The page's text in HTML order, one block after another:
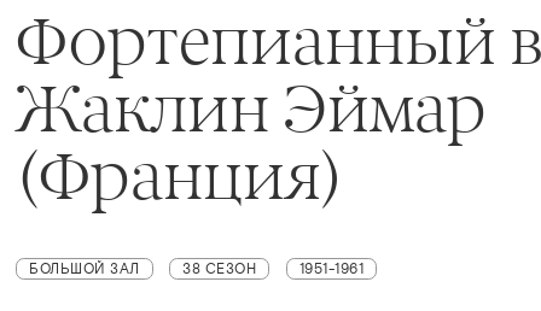
Фортепианный
Жаклин Эймар
(Франция)
БОЛЬШОЙ ЗАЛ 38 СЕЗОН 1951-1961